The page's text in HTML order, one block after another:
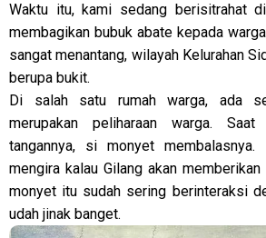
Waktu itu, kami sedang berisitrahat
membagikan bubuk abate kepada
sangat menantang, wilayah Kelurahan
berupa bukit.
Di salah satu rumah warga, ada
merupakan peliharaan warga. Saat
tangannya, si monyet
mengira kalau Gilang akan memberikan
monyet itu sudah sering berinteraksi
udah jinak banget.